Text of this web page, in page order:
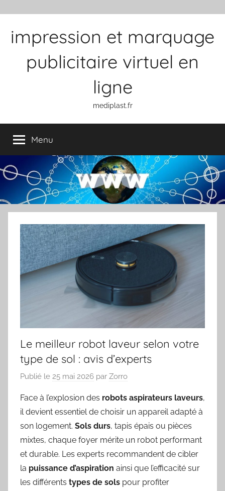
impression et marquage
publicitaire virtuel en
ligne
mediplast.fr
Menu
Le meilleur robot laveur selon votre
type de sol : avis d’experts
Publié le 25 mai 2026 par Zorro
Face à l’explosion des robots aspirateurs laveurs,
il devient essentiel de choisir un appareil adapté à
son logement. Sols durs, tapis épais ou pièces
mixtes, chaque foyer mérite un robot performant
et durable. Les experts recommandent de cibler
la puissance d’aspiration ainsi que l’efficacité sur
les différents types de sols pour profiter